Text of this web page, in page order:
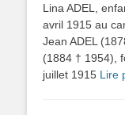
Lina ADEL,
avril 1915 au
Jean ADEL
(1884 † 1954),
juillet 1915 Lire